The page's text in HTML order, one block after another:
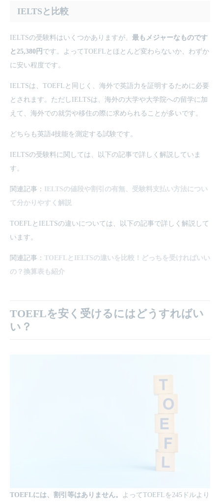
IELTSと比較
IELTSの受験料はいくつかありますが、 最もメジャーなものです
と 25,380円 です。よってTOEFLとほとんど変わらないか、わずか
に安い程度です。
IELTSは、TOEFLと同じく、海外で英語力を証明するために必要
とされます。ただしIELTSは、海外の大学や大学院への留学に加
えて、海外での就労や移住の際に求められることが多いです。
どちらも英語4技能を測定する試験です。
IELTSの受験料に関しては、以下の記事で詳しく解説していま
す。
関連記事：
IELTSの値段や割引の有無、受験料支払い方法につい
て分かりやすく解説
TOEFLとIELTSの違いについては、以下の記事で詳しく解説して
います。
関連記事： TOEFLとIELTSの違いを比較！どっちを受ければいい
の？換算表も紹介
TOEFLを安く受けるにはどうすればい
い？
TOEFLには、割引等はありません。
よってTOEFLを245ドルより